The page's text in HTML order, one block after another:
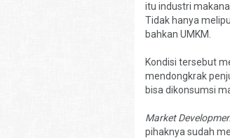
itu industri
Tidak hanya
bahkan UMKM.
Kondisi tersebut
mendongkrak
bisa dikonsumsi
Market
pihaknya sudah